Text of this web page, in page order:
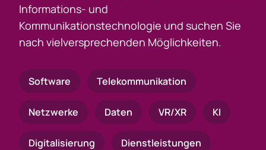
Informations- und
Kommunikationstechnologie und suchen Sie
nach vielversprechenden Möglichkeiten.
Software Telekommunikation
Netzwerke Daten VR/XR KI
Digitalisierung Dienstleistungen